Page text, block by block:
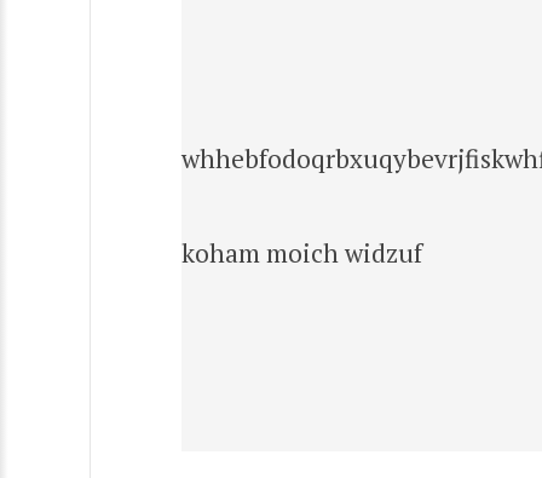
koham moich widzuf